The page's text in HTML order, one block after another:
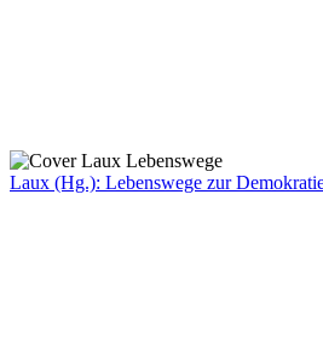
Laux (Hg.): Lebenswege zur